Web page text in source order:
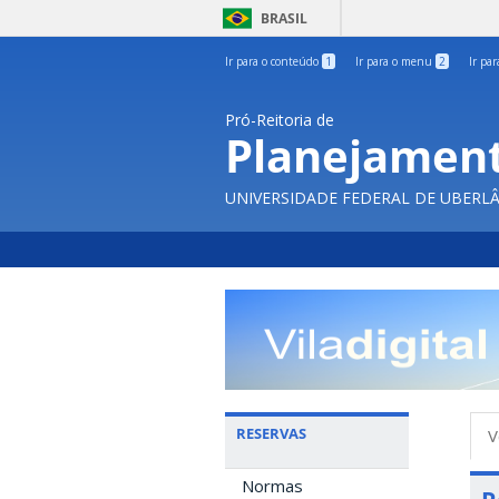
BRASIL
Ir para o conteúdo 1 Ir para o menu 2 Ir
Pró-Reitoria de
UNIVERSIDADE FEDERAL DE
RESERVAS
Normas